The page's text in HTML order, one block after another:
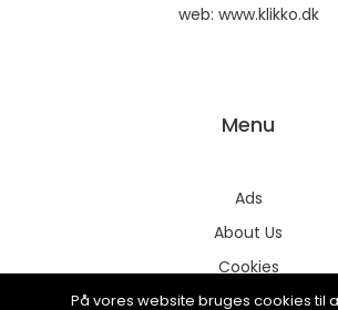
web: www.klikko.dk
Menu
Ads
About Us
Cookies
Contact
På vores website bruges cookies til